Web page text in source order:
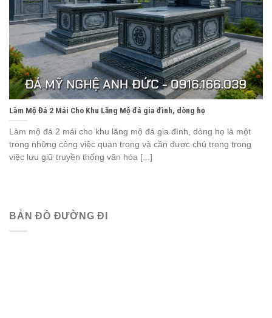
Làm Mộ Đá 2 Mái Cho Khu Lăng Mộ đá gia đình, dòng họ
Làm mộ đá 2 mái cho khu lăng mộ đá gia đình, dòng họ là một
trong những công việc quan trọng và cần được chú trọng trong
việc lưu giữ truyền thống văn hóa [...]
BẢN ĐỒ ĐƯỜNG ĐI